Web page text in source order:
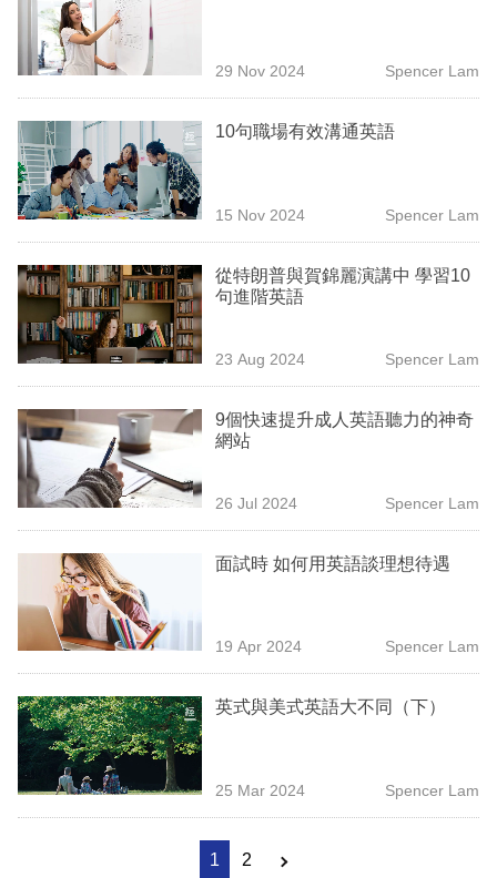
時
事
欄
訂
閱
區
29 Nov 2024 Spencer Lam
10句職場有效溝通英語
15 Nov 2024 Spencer Lam
從特朗普與賀錦麗演講中 學習10
句進階英語
23 Aug 2024 Spencer Lam
9個快速提升成人英語聽力的神奇
網站
26 Jul 2024 Spencer Lam
面試時 如何用英語談理想待遇
19 Apr 2024 Spencer Lam
英式與美式英語大不同（下）
25 Mar 2024 Spencer Lam
1 2